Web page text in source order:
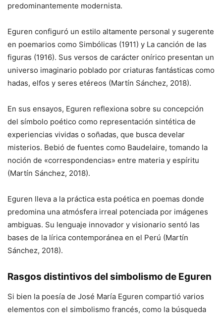
predominantemente modernista.
Eguren configuró un estilo altamente personal y sugerente
en poemarios como Simbólicas (1911) y La canción de las
figuras (1916). Sus versos de carácter onírico presentan un
universo imaginario poblado por criaturas fantásticas como
hadas, elfos y seres etéreos (Martín Sánchez, 2018).
En sus ensayos, Eguren reflexiona sobre su concepción
del símbolo poético como representación sintética de
experiencias vividas o soñadas, que busca develar
misterios. Bebió de fuentes como Baudelaire, tomando la
noción de «correspondencias» entre materia y espíritu
(Martín Sánchez, 2018).
Eguren lleva a la práctica esta poética en poemas donde
predomina una atmósfera irreal potenciada por imágenes
ambiguas. Su lenguaje innovador y visionario sentó las
bases de la lírica contemporánea en el Perú (Martín
Sánchez, 2018).
Rasgos distintivos del simbolismo de Eguren
Si bien la poesía de José María Eguren compartió varios
elementos con el simbolismo francés, como la búsqueda